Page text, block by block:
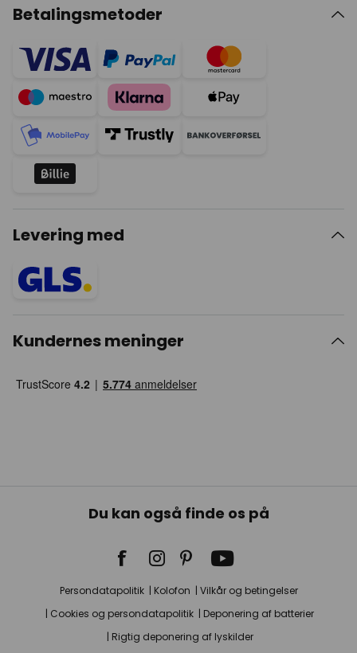
Betalingsmetoder
Levering med
Kundernes meninger
Du kan også finde os på
Persondatapolitik Kolofon
Vilkår og betingelser
Cookies og persondatapolitik
Deponering af batterier
Rigtig deponering af lyskilder